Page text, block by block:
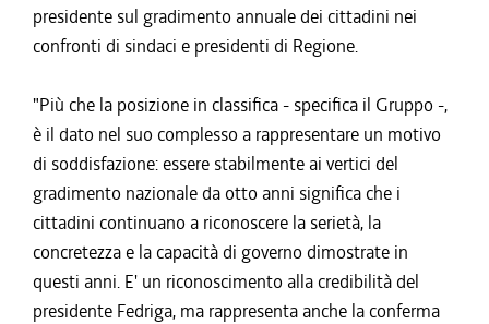
presidente sul gradimento annuale dei cittadini nei
confronti di sindaci e presidenti di Regione.
"Più che la posizione in classifica - specifica il Gruppo -,
è il dato nel suo complesso a rappresentare un motivo
di soddisfazione: essere stabilmente ai vertici del
gradimento nazionale da otto anni significa che i
cittadini continuano a riconoscere la serietà, la
concretezza e la capacità di governo dimostrate in
questi anni. E' un riconoscimento alla credibilità del
presidente Fedriga, ma rappresenta anche la conferma